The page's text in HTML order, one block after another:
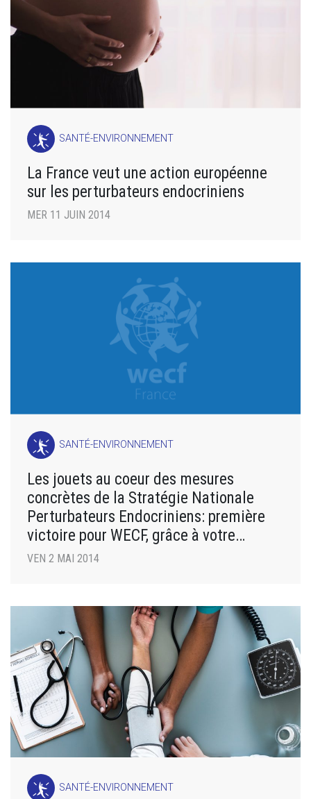
SANTÉ-ENVIRONNEMENT
La France veut une action européenne
sur les perturbateurs endocriniens
MER 11 JUIN 2014
SANTÉ-ENVIRONNEMENT
Les jouets au coeur des mesures
concrètes de la Stratégie Nationale
Perturbateurs Endocriniens: première
victoire pour WECF, grâce à votre
soutien!
VEN 2 MAI 2014
SANTÉ-ENVIRONNEMENT